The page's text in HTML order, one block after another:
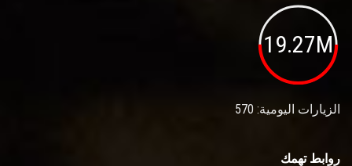
19.27M
الزيارات اليومية: 570
روابط تهمك